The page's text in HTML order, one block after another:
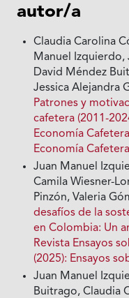
autor/a
Claudia Carolina
Manuel Izquierdo,
David Méndez
Jessica Alejandra
Patrones y
cafetera (2011-
Economía
Economía Cafetera
Juan Manuel
Camila Wiesner-
Pinzón, Valeria
desafíos de la
en Colombia: Un
Revista Ensayos
(2025): Ensayos
Juan Manuel
Buitrago, Claudia